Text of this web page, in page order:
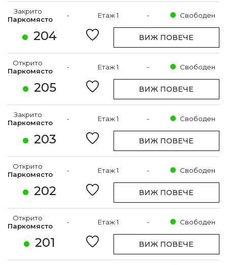
204
Закрито
Паркомясто
- Етаж 1 - Свободен
ВИЖ ПОВЕЧЕ
205
Открито
Паркомясто
- Етаж 1 - Свободен
ВИЖ ПОВЕЧЕ
203
Закрито
Паркомясто
- Етаж 1 - Свободен
ВИЖ ПОВЕЧЕ
202
Открито
Паркомясто
- Етаж 1 - Свободен
ВИЖ ПОВЕЧЕ
201
Открито
Паркомясто
- Етаж 1 - Свободен
ВИЖ ПОВЕЧЕ